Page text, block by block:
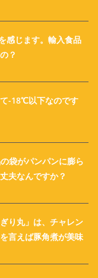
感じます。輸入食品
？
-18℃以下なのです
袋がパンパンに膨ら
夫なんですか？
り丸」は、チャレン
言えば豚角煮が美味